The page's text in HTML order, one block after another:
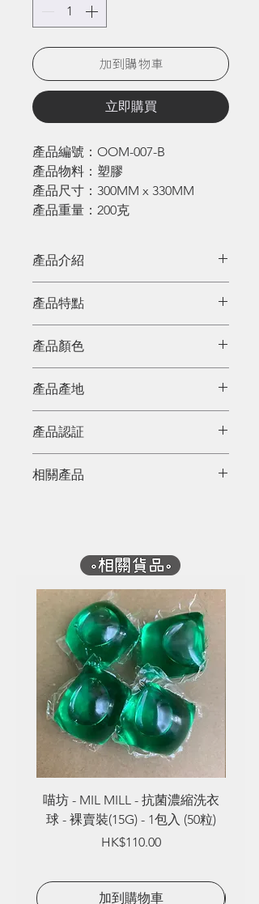
加到購物車
立即購買
產品編號：OOM-007-B
產品物料：塑膠
產品尺寸：300MM x 330MM
產品重量：200克
產品介紹
多膠袋、環保袋的消費習慣，改用
夠堅韌、負重力高的買餸盤，既可
以時常清洗清毒，容量亦方便於日
常使用。
產品特點
產品顏色
產品產地
產品認証
相關產品
喵坊 - MIL MILL - 抗菌濃縮洗衣
球 - 裸賣裝(15G) - 1包入 (50粒)
Price
HK$110.00
加到購物車